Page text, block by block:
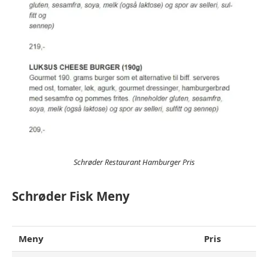
Schrøder Restaurant Hamburger Pris
Schrøder Fisk Meny
Meny Pris